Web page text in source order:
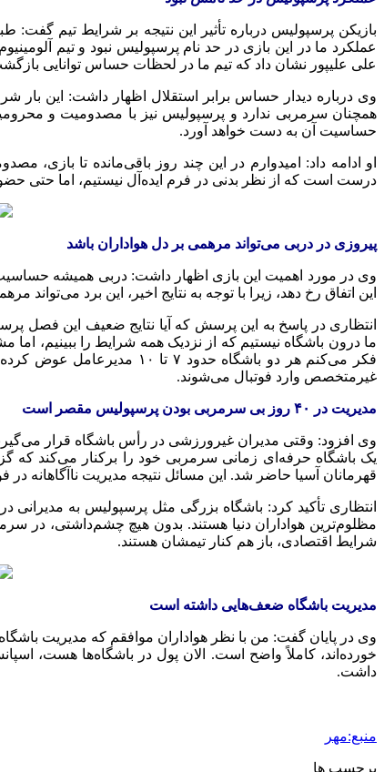
بازیکن پرسپولیس درباره تأثیر این نتیجه بر شرایط تیم گفت:
عملکرد ما در این بازی در حد نام پرسپولیس نبود و تیم
علی علیپور نشان داد که تیم ما در لحظات حساس توانایی
وی درباره دیدار حساس برابر استقلال اظهار داشت: این بار
همچنان سرمربی ندارد و پرسپولیس نیز با مصدومیت و
حساسیت آن به دست خواهد آورد.
او ادامه داد: امیدوارم در این چند روز باقی‌مانده تا بازی،
درست است که از نظر بدنی در فرم ایده‌آل نیستیم، اما حتی حضور نیم‌ساعته یا ۴۰ دقیقه‌ای برخی از بازیکنان
پیروزی در دربی می‌تواند مرهمی بر دل هواداران باشد
وی در مورد اهمیت این بازی اظهار داشت: دربی همیشه
این اتفاق رخ دهد، زیرا با توجه به نتایج اخیر، این برد می‌تواند
انتظاری در پاسخ به این پرسش که آیا نتایج ضعیف این
ما درون باشگاه نیستیم که از نزدیک همه شرایط را
غیرمتخصص وارد فوتبال می‌شوند.
مدیریت در ۴۰ روز بی سرمربی بودن پرسپولیس مقصر است
یک باشگاه حرفه‌ای زمانی سرمربی خود را برکنار می‌کند که
قهرمانان آسیا حاضر شد. این مسائل نتیجه مدیریت ناآگاهانه در
مظلوم‌ترین هواداران دنیا هستند. بدون هیچ چشم‌داشتی، در
شرایط اقتصادی، باز هم کنار تیمشان هستند.
مدیریت باشگاه ضعف‌هایی داشته است
وی در پایان گفت: من با نظر هواداران موافقم که مدیریت
خورده‌اند، کاملاً واضح است. الان پول در باشگاه‌ها هست،
داشت.
منبع:مهر
برچسب ها